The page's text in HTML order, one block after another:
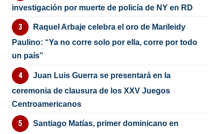
investigación por muerte de policía de NY en RD
Raquel Arbaje celebra el oro de Marileidy
Paulino: “Ya no corre solo por ella, corre por todo
un país”
Juan Luis Guerra se presentará en la
ceremonia de clausura de los XXV Juegos
Centroamericanos
Santiago Matías, primer dominicano en